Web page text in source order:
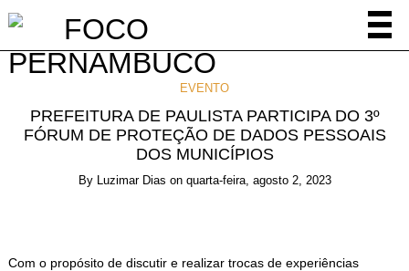
EVENTO
PREFEITURA DE PAULISTA PARTICIPA DO 3º
FÓRUM DE PROTEÇÃO DE DADOS PESSOAIS
DOS MUNICÍPIOS
By Luzimar Dias on quarta-feira, agosto 2, 2023
Com o propósito de discutir e realizar trocas de experiências